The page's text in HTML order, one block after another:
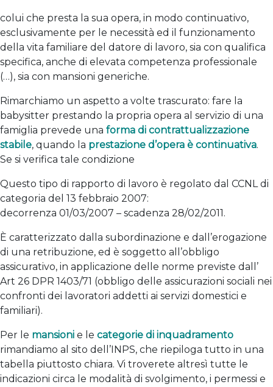
colui che presta la sua opera, in modo continuativo,
esclusivamente per le necessità ed il funzionamento
della vita familiare del datore di lavoro, sia con qualifica
specifica, anche di elevata competenza professionale
(…), sia con mansioni generiche.
Rimarchiamo un aspetto a volte trascurato: fare la
babysitter prestando la propria opera al servizio di una
famiglia prevede una forma di contrattualizzazione
stabile, quando la prestazione d’opera è continuativa.
Se si verifica tale condizione
Questo tipo di rapporto di lavoro è regolato dal CCNL di
categoria del 13 febbraio 2007:
decorrenza 01/03/2007 – scadenza 28/02/2011.
È caratterizzato dalla subordinazione e dall’erogazione
di una retribuzione, ed è soggetto all’obbligo
assicurativo, in applicazione delle norme previste dall’
Art 26 DPR 1403/71 (obbligo delle assicurazioni sociali nei
confronti dei lavoratori addetti ai servizi domestici e
familiari).
Per le mansioni e le categorie di inquadramento
rimandiamo al sito dell’INPS, che riepiloga tutto in una
tabella piuttosto chiara. Vi troverete altresì tutte le
indicazioni circa le modalità di svolgimento, i permessi e